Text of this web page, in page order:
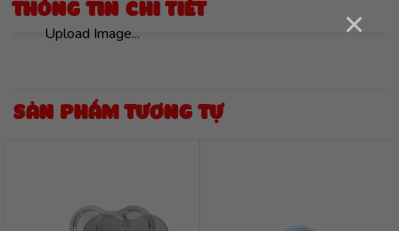
Upload Image... ×
THÔNG TIN CHI TIẾT
SẢN PHẨM TƯƠNG TỰ